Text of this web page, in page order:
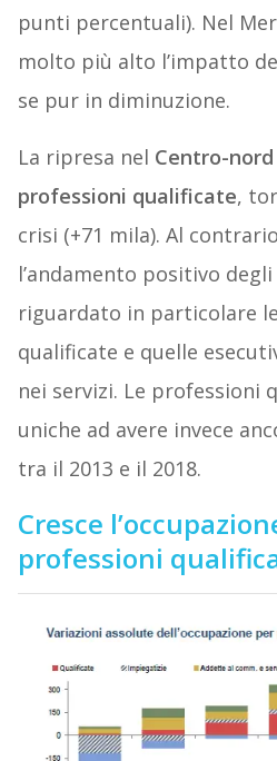
punti percentuali). Nel
molto più alto l’impatto
se pur in diminuzione.
La ripresa nel Centro-nord
professioni qualificate,
crisi (+71 mila). Al
l’andamento positivo
riguardato in particolare
qualificate e quelle
nei servizi. Le professioni
uniche ad avere invece
tra il 2013 e il 2018.
Cresce
professioni